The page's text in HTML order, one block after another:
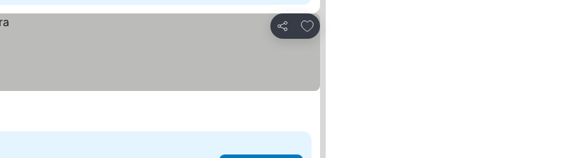
Partilhar
Adicionar aos favoritos